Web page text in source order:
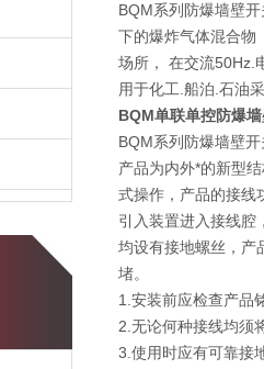
BQM系列防爆墙壁
下的爆炸气体混合物
场所， 在交流50Hz.
用于化工.船泊.石油
BQM单联单控防爆
BQM系列防爆墙壁
产品为内外*的新型
式操作，产品的接线
引入装置进入接线腔
均设有接地螺丝，产
堵。
1.安装前应检查产品
2.无论何种接线均须
3.使用时应有可靠接